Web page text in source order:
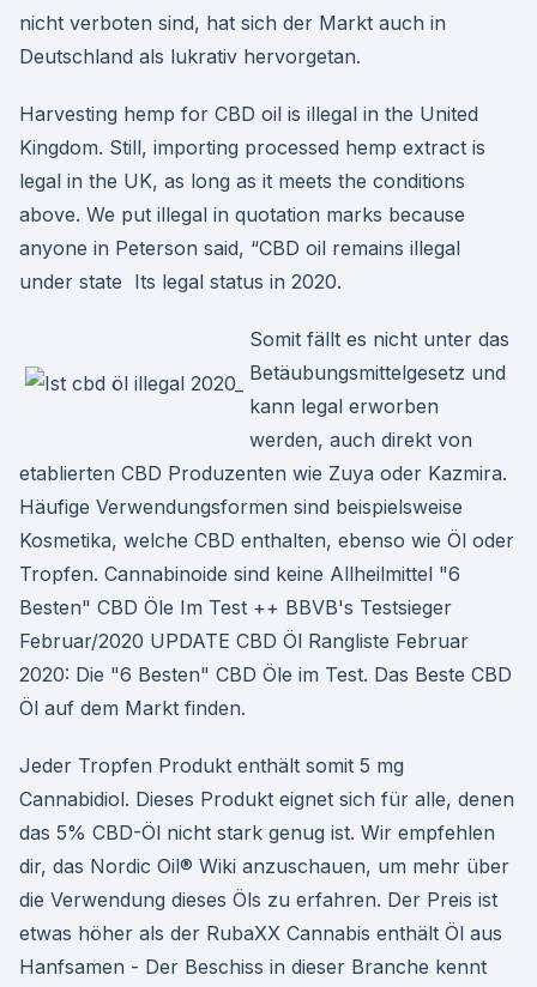
nicht verboten sind, hat sich der Markt auch in
Deutschland als lukrativ hervorgetan.
Harvesting hemp for CBD oil is illegal in the United
Kingdom. Still, importing processed hemp extract is
legal in the UK, as long as it meets the conditions
above. We put illegal in quotation marks because
anyone in Peterson said, “CBD oil remains illegal
under state Its legal status in 2020.
Somit fällt es nicht unter das
Betäubungsmittelgesetz und
kann legal erworben
werden, auch direkt von
etablierten CBD Produzenten wie Zuya oder Kazmira.
Häufige Verwendungsformen sind beispielsweise
Kosmetika, welche CBD enthalten, ebenso wie Öl oder
Tropfen. Cannabinoide sind keine Allheilmittel "6
Besten" CBD Öle Im Test ++ BBVB's Testsieger
Februar/2020 UPDATE CBD Öl Rangliste Februar
2020: Die "6 Besten" CBD Öle im Test. Das Beste CBD
Öl auf dem Markt finden.
Jeder Tropfen Produkt enthält somit 5 mg
Cannabidiol. Dieses Produkt eignet sich für alle, denen
das 5% CBD-Öl nicht stark genug ist. Wir empfehlen
dir, das Nordic Oil® Wiki anzuschauen, um mehr über
die Verwendung dieses Öls zu erfahren. Der Preis ist
etwas höher als der RubaXX Cannabis enthält Öl aus
Hanfsamen - Der Beschiss in dieser Branche kennt